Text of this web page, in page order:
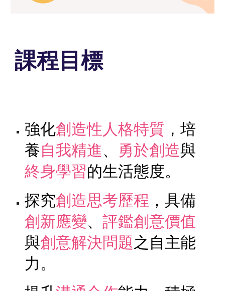
課程目標
強化創造性人格特質 ，培
養自我精進、 勇於創造與
終身學習的生活態度。
探究創造思考歷程 ，具備
創新應變、評鑑創意價值
與創意解決問題之自主能
力。